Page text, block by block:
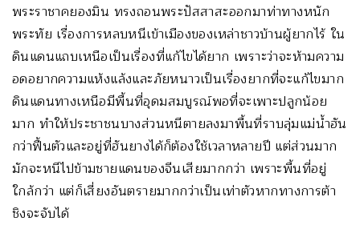
พระราชาคยองมิน ทรงถอนพระปัสสาสะออกมาท่าทางหนัก
พระทัย เรื่องการหลบหนีเข้าเมืองของเหล่าชาวบ้านผู้ยากไร้ ใน
ดินแดนแถบเหนือเป็นเรื่องที่แก้ไขได้ยาก เพราะว่าจะห้ามความ
อดอยากความแห้งแล้งและภัยหนาวเป็นเรื่องยากที่จะแก้ไขมาก
ดินแดนทางเหนือมีพื้นที่อุดมสมบูรณ์พอที่จะเพาะปลูกน้อย
มาก ทำให้ประชาชนบางส่วนหนีตายลงมาพื้นที่ราบลุ่มแม่น้ำฮัน
กว่าฟื้นตัวและอยู่ที่ฮันยางได้ก็ต้องใช้เวลาหลายปี แต่ส่วนมาก
มักจะหนีไปข้ามชายแดนของจีนเสียมากกว่า เพราะพื้นที่อยู่
ใกล้กว่า แต่ก็เสี่ยงอันตรายมากกว่าเป็นเท่าตัวหากทางการต้า
ชิงจะจับได้